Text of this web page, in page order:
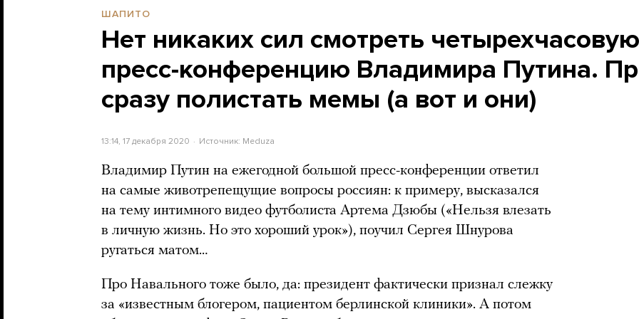
ШАПИТО
Нет никаких сил смотреть четырехчасовую
пресс-конференцию Владимира Путина.
сразу полистать мемы (а вот и они)
13:14, 17 декабря 2020 Источник: Meduza
Владимир Путин на ежегодной большой пресс-конференции ответил
на самые животрепещущие вопросы россиян: к примеру, высказался
на тему интимного видео футболиста Артема Дзюбы («Нельзя влезать
в личную жизнь. Но это хороший урок»), поучил Сергея Шнурова
ругаться матом…
Про Навального тоже было, да: президент фактически признал слежку
за «известным блогером, пациентом берлинской клиники». А потом